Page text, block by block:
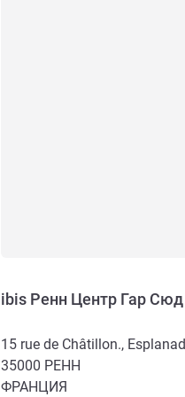
ibis Ренн Центр Гар Сюд
15 rue de Châtillon.,
35000 РЕНН
ФРАНЦИЯ